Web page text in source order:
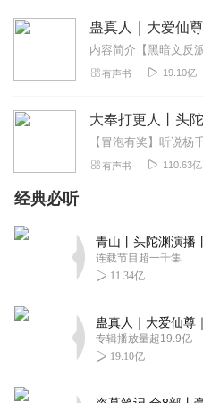
有声书 19.10亿
有声书 110.63亿
经典必听
连载节目超一千集
11.34亿
专辑播放量超19.9亿
19.10亿